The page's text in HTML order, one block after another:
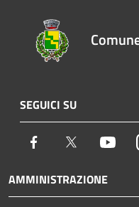
SEGUICI SU
Facebook Twitter
AMMINISTRAZIONE